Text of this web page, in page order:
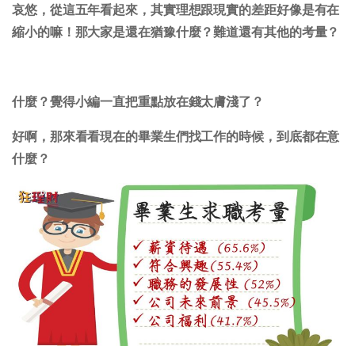
哀悠，從這五年看起來，其實理想跟現實的差距好像是有在
縮小的嘛！那大家是還在猶豫什麼？難道還有其他的考量？
什麼？覺得小編一直把重點放在錢太膚淺了？
好啊，那來看看現在的畢業生們找工作的時候，到底都在意
什麼？